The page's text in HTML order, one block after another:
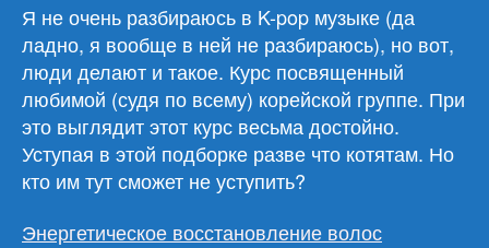
Я не очень разбираюсь в K-pop музыке (да
ладно, я вообще в ней не разбираюсь), но вот,
люди делают и такое. Курс посвященный
любимой (судя по всему) корейской группе. При
это выглядит этот курс весьма достойно.
Уступая в этой подборке разве что котятам. Но
кто им тут сможет не уступить?
Энергетическое восстановление волос